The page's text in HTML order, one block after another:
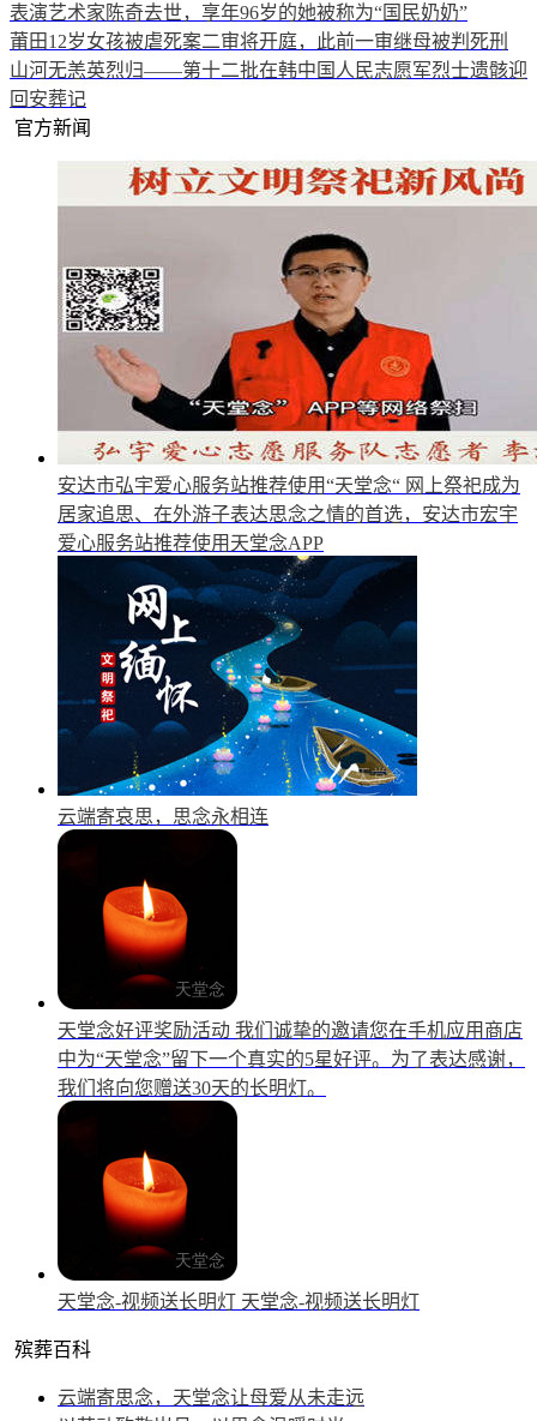
表演艺术家陈奇去世，享年96岁的她被称为“国民奶奶”
莆田12岁女孩被虐死案二审将开庭，此前一审继母被判死刑
山河无恙英烈归——第十二批在韩中国人民志愿军烈士遗骸迎
回安葬记
官方新闻
安达市弘宇爱心服务站推荐使用“天堂念“ 网上祭祀成为
居家追思、在外游子表达思念之情的首选，安达市宏宇
爱心服务站推荐使用天堂念APP
云端寄哀思，思念永相连
天堂念好评奖励活动 我们诚挚的邀请您在手机应用商店
中为“天堂念”留下一个真实的5星好评。为了表达感谢，
我们将向您赠送30天的长明灯。
天堂念-视频送长明灯 天堂念-视频送长明灯
殡葬百科
云端寄思念，天堂念让母爱从未走远